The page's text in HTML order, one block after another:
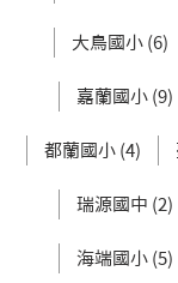
大鳥國小 (6)
嘉蘭國小 (9)
都蘭國小 (4)
瑞源國中 (2)
海端國小 (5)